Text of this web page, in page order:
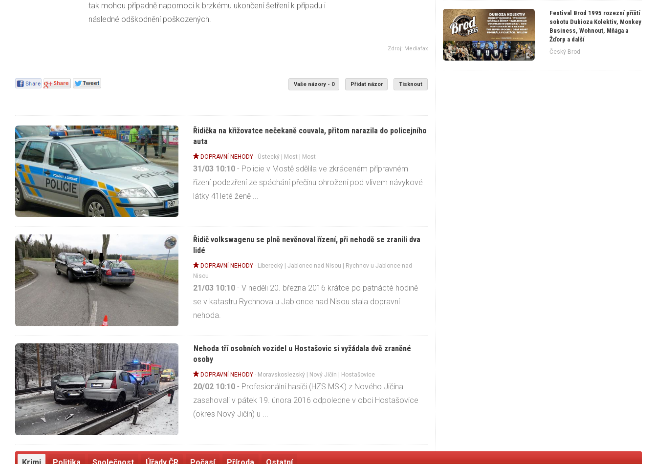
tak mohou případně napomoci k brzkému ukončení šetření k případu i
následné odškodnění poškozených.
Zdroj: Mediafax
Vaše názory - 0 Přidat názor Tisknout
Řidička na křižovatce nečekaně couvala, přitom narazila do policejního
auta
DOPRAVNÍ NEHODY - Ústecký | Most | Most
31/03 10:10 - Policie v Mostě sdělila ve zkráceném přípravném
řízení podezření ze spáchání přečinu ohrožení pod vlivem návykové
látky 41leté ženě ...
Řidič volkswagenu se plně nevěnoval řízení, při nehodě se zranili dva
lidé
DOPRAVNÍ NEHODY - Liberecký |Jablonec nad Nisou | Rychnov u Jablonce nad
Nisou
21/03 10:10 - V neděli 20. března 2016 krátce po patnácté hodině
se v katastru Rychnova u Jablonce nad Nisou stala dopravní
nehoda.
Nehoda tří osobních vozidel u Hostašovic si vyžádala dvě zraněné
osoby
DOPRAVNÍ NEHODY - Moravskoslezský Nový Jičín | Hostašovice
20/02 10:10 - Profesionální hasiči (HZS MSK) z Nového Jičína
zasahovali v pátek 19. února 2016 odpoledne v obci Hostašovice
(okres Nový Jičín) u ...
Festival Brod 1995 rozezní příští
sobotu Dubioza Kolektiv, Monkey
Business, Wohnout, Mňága a
Žďorp a další
Český Brod